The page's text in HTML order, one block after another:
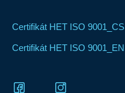
Certifikát HET ISO 9001_CS
Certifikát HET ISO 9001_EN